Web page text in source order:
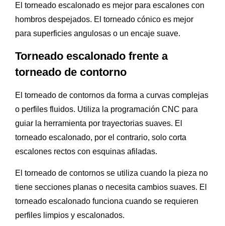
El torneado escalonado es mejor para escalones con
hombros despejados. El torneado cónico es mejor
para superficies angulosas o un encaje suave.
Torneado escalonado frente a
torneado de contorno
El torneado de contornos da forma a curvas complejas
o perfiles fluidos. Utiliza la programación CNC para
guiar la herramienta por trayectorias suaves. El
torneado escalonado, por el contrario, solo corta
escalones rectos con esquinas afiladas.
El torneado de contornos se utiliza cuando la pieza no
tiene secciones planas o necesita cambios suaves. El
torneado escalonado funciona cuando se requieren
perfiles limpios y escalonados.